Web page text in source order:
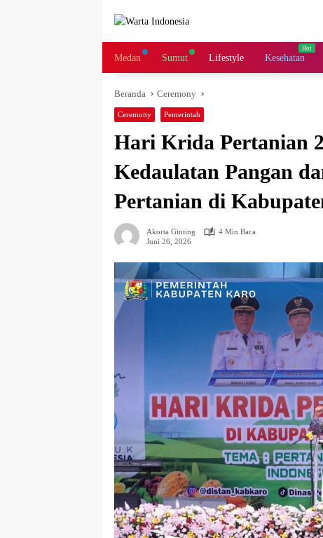
Medan Sumut Lifestyle Kesehatan
Beranda Ceremony
Ceremony Pemerintah
Hari Krida Pertanian
Kedaulatan Pangan
Pertanian di
Akorta Ginting
4 Min Baca
Juni 26, 2026